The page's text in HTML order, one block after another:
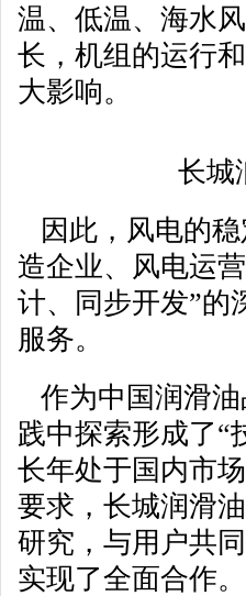
温、低温、海水
长，机组的运行
大影响。
长城
因此，风电的稳
造企业、风电运
计、同步开发”的
服务。
作为中国润滑油
践中探索形成了“
长年处于国内市
要求，长城润滑
研究，与用户共
实现了全面合作。